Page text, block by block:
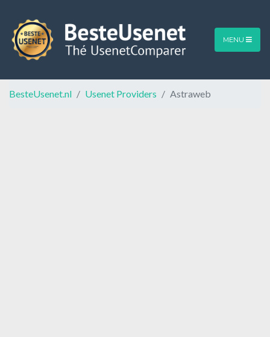
MENU
BesteUsenet.nl Usenet Providers Astraweb